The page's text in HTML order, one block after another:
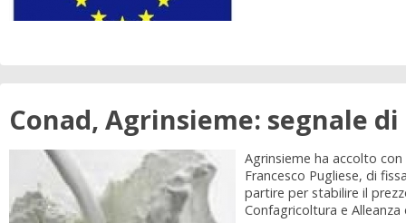
Conad, Agrinsieme: segnale
Agrinsieme ha accolto
Francesco Pugliese, di
partire per stabilire il
Confagricoltura e